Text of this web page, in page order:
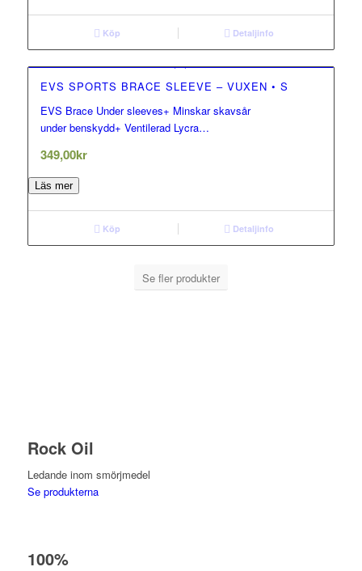
Köp Detaljinfo
EVS SPORTS BRACE SLEEVE – VUXEN • S
EVS Brace Under sleeves+ Minskar skavsår
under benskydd+ Ventilerad Lycra…
349,00kr
Läs mer
Köp Detaljinfo
Se fler produkter
Rock Oil
Ledande inom smörjmedel
Se produkterna
100%